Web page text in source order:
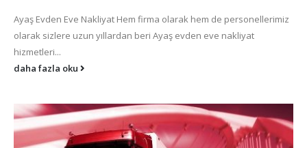
Ayaş Evden Eve Nakliyat Hem firma olarak hem de personellerimiz
olarak sizlere uzun yıllardan beri Ayaş evden eve nakliyat
hizmetleri...
daha fazla oku